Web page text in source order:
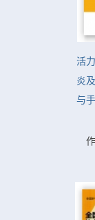
活
炎
与